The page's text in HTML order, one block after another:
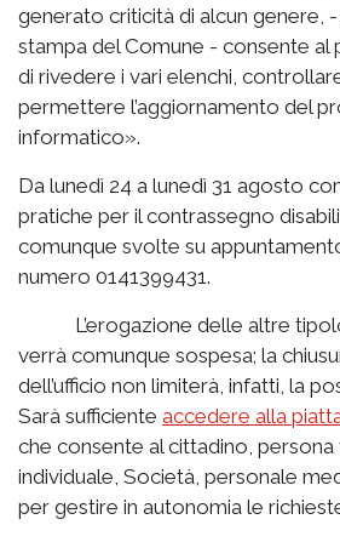
generato criticità di alcun genere,
stampa del Comune - consente al
di rivedere i vari elenchi,
permettere l’aggiornamento del
informatico».
Da lunedì 24 a lunedì 31 agosto
pratiche per il contrassegno
comunque svolte su
numero 0141399431.
L’erogazione delle altre
verrà comunque sospesa; la
dell’ufficio non limiterà, infatti, la
Sarà sufficiente accedere alla
che consente al cittadino, persona
individuale, Società, personale
per gestire in autonomia le